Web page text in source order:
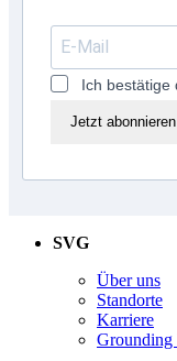
Ich bestätige
Jetzt abonnieren
SVG
Über uns
Standorte
Karriere
Grounding